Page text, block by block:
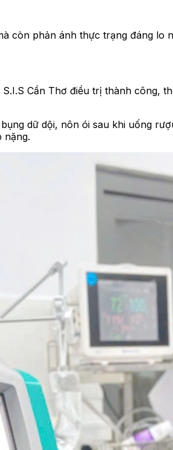
phản ánh thực trạng đáng lo
Cần Thơ điều trị thành công,
dữ dội, nôn ói sau khi uống
nặng.